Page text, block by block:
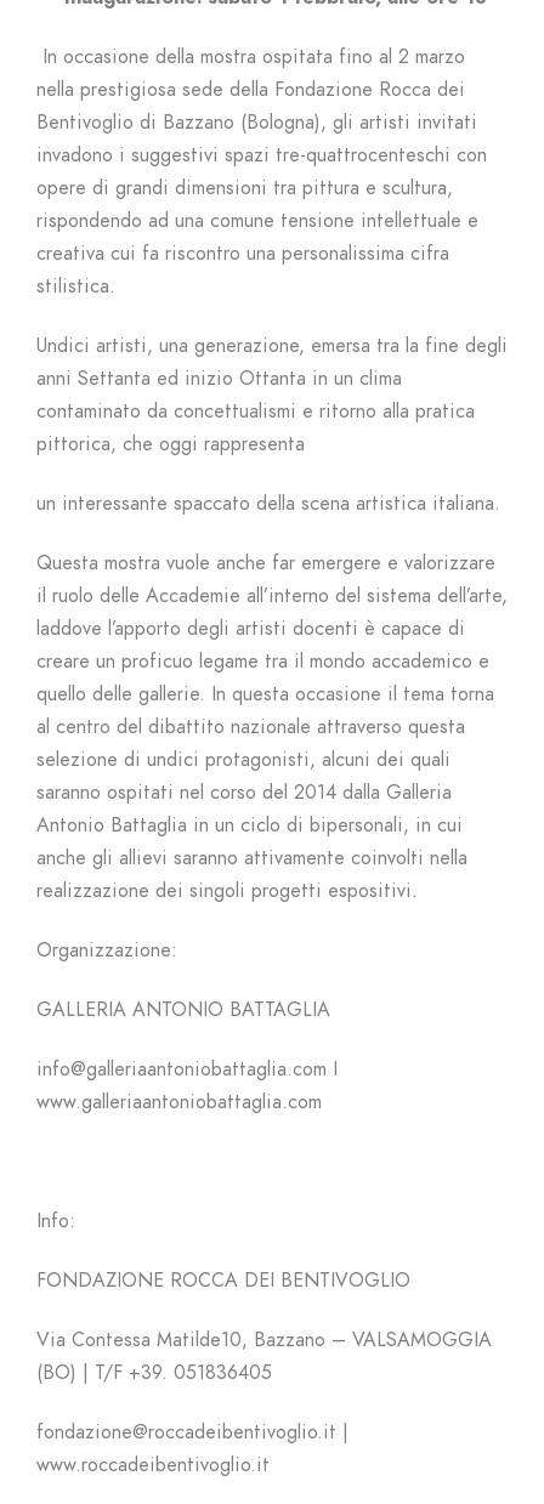
In occasione della mostra ospitata fino al 2 marzo
nella prestigiosa sede della Fondazione Rocca dei
Bentivoglio di Bazzano (Bologna), gli artisti invitati
invadono i suggestivi spazi tre-quattrocenteschi con
opere di grandi dimensioni tra pittura e scultura,
rispondendo ad una comune tensione intellettuale e
creativa cui fa riscontro una personalissima cifra
stilistica.
Undici artisti, una generazione, emersa tra la fine degli
anni Settanta ed inizio Ottanta in un clima
contaminato da concettualismi e ritorno alla pratica
pittorica, che oggi rappresenta
un interessante spaccato della scena artistica italiana.
Questa mostra vuole anche far emergere e valorizzare
il ruolo delle Accademie all’interno del sistema dell’arte,
laddove l’apporto degli artisti docenti è capace di
creare un proficuo legame tra il mondo accademico e
quello delle gallerie. In questa occasione il tema torna
al centro del dibattito nazionale attraverso questa
selezione di undici protagonisti, alcuni dei quali
saranno ospitati nel corso del 2014 dalla Galleria
Antonio Battaglia in un ciclo di bipersonali, in cui
anche gli allievi saranno attivamente coinvolti nella
realizzazione dei singoli progetti espositivi.
Organizzazione:
GALLERIA ANTONIO BATTAGLIA
info@galleriaantoniobattaglia.com I
www.galleriaantoniobattaglia.com
Info:
FONDAZIONE ROCCA DEI BENTIVOGLIO
Via Contessa Matilde10, Bazzano – VALSAMOGGIA
(BO) | T/F +39. 051836405
fondazione@roccadeibentivoglio.it |
www.roccadeibentivoglio.it